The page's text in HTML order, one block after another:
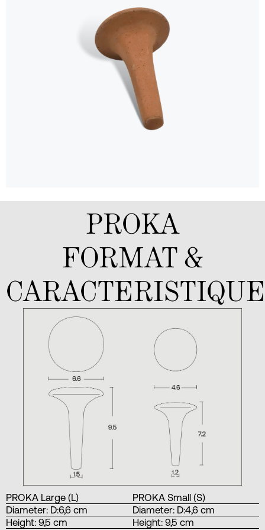
PROKA
FORMAT &
PROKA Large (L)
Diameter: D:6,6 cm
Height: 9,5 cm
PROKA Small (S)
Diameter: D:4,6 cm
Height: 9,5 cm